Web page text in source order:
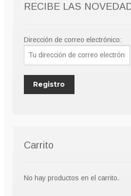
RECIBE LAS
Dirección de correo electrónico:
Carrito
No hay productos en el carrito.